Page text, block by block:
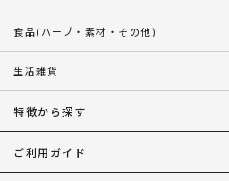
食品(ハーブ・素材・その他)
生活雑貨
特徴から探す
ご利用ガイド